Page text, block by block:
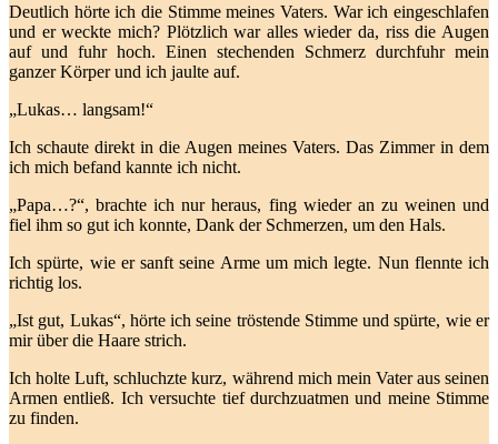
Deutlich hörte ich die Stimme meines Vaters. War ich eingeschlafen
und er weckte mich? Plötzlich war alles wieder da, riss die Augen
auf und fuhr hoch. Einen stechenden Schmerz durchfuhr mein
ganzer Körper und ich jaulte auf.
„Lukas… langsam!“
Ich schaute direkt in die Augen meines Vaters. Das Zimmer in dem
ich mich befand kannte ich nicht.
„Papa…?“, brachte ich nur heraus, fing wieder an zu weinen und
fiel ihm so gut ich konnte, Dank der Schmerzen, um den Hals.
Ich spürte, wie er sanft seine Arme um mich legte. Nun flennte ich
richtig los.
„Ist gut, Lukas“, hörte ich seine tröstende Stimme und spürte, wie er
mir über die Haare strich.
Ich holte Luft, schluchzte kurz, während mich mein Vater aus seinen
Armen entließ. Ich versuchte tief durchzuatmen und meine Stimme
zu finden.